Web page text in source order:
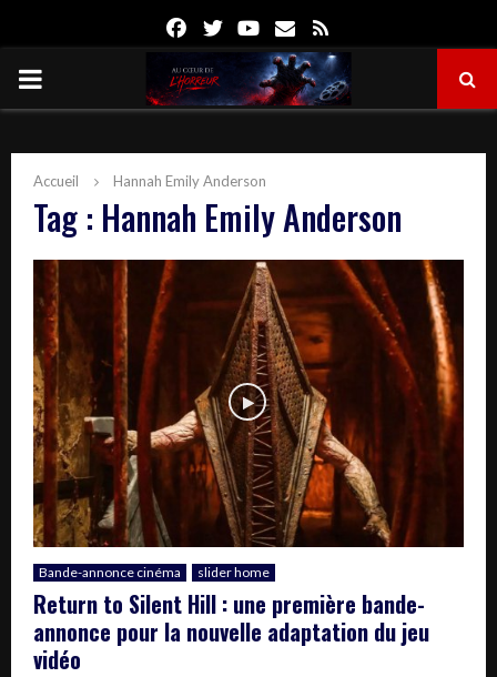
FacebookTwitterYoutube
Email
PRIMARY
Accueil Hannah Emily Anderson
Tag : Hannah Emily Anderson
Bande-annonce cinéma slider home
Return to Silent Hill : une première bande-
annonce pour la nouvelle adaptation du jeu
vidéo